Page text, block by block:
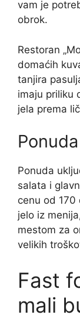
vam je
obrok.
Restoran
domaćih
tanjira
imaju priliku
jela prema
Ponuda
salata i
cenu od
jelo iz
mestom za
velikih
Fast
mali